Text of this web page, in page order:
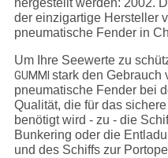
hergestellt werden: 2002.
der einzigartige Hersteller
pneumatische Fender in
Um Ihre Seewerte zu
GUMMI stark den Gebrauch
pneumatische Fender bei
Qualität, die für das
benötigt wird - zu - die
Bunkering oder die
und des Schiffs zur